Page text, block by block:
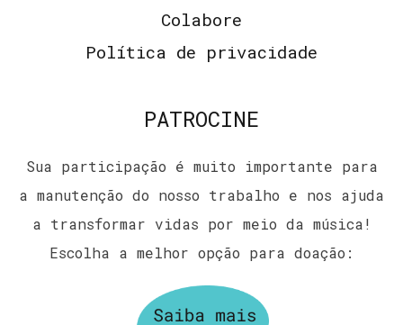
Colabore
Política de privacidade
PATROCINE
Sua participação é muito importante para
a manutenção do nosso trabalho e nos ajuda
a transformar vidas por meio da música!
Escolha a melhor opção para doação: